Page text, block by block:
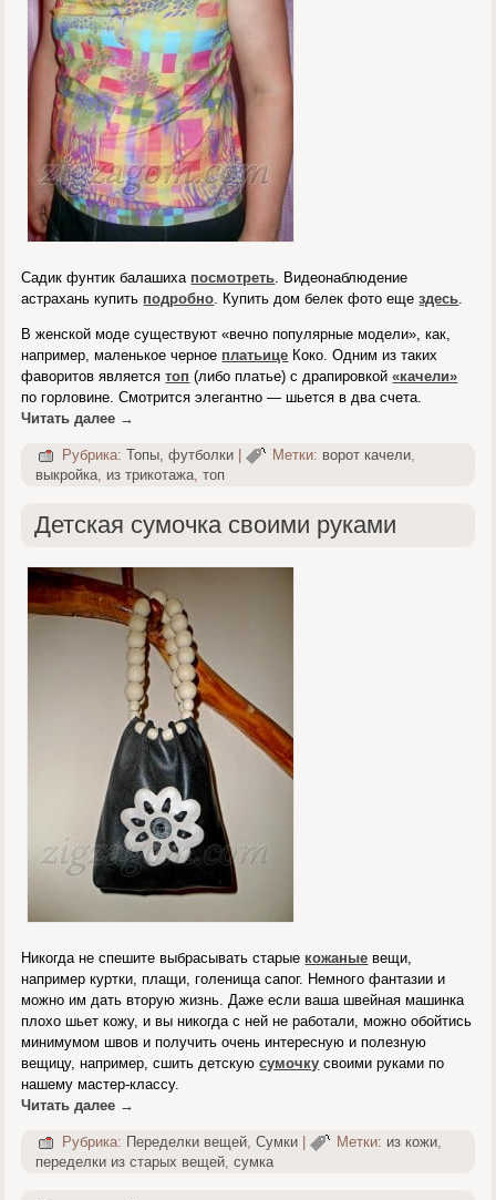
Садик фунтик балашиха посмотреть . Видеонаблюдение
астрахань купить подробно . Купить дом белек фото ещездесь
В женской моде существуют «вечно популярные модели», как,
например, маленькое черное платьице Коко. Одним из таких
фаворитов являетсятоп (либо платье) с драпировкой«качели»
по горловине. Смотрится элегантно — шьется в два счета.
Читать далее →
Рубрика: Топы, футболки | Метки: ворот качели,
выкройка из трикотажа ,топ
Детская сумочка своими руками
Никогда не спешите выбрасывать старые кожаные вещи,
например куртки, плащи, голенища сапог. Немного фантазии и
можно им дать вторую жизнь. Даже если ваша швейная машинка
плохо шьет кожу, и вы никогда с ней не работали, можно обойтись
минимумом швов и получить очень интересную и полезную
вещицу, например, сшить детскуюсумочку своими руками по
нашему мастер-классу.
Читать далее →
Рубрика: Переделки вещей,Сумки | Метки: из кожи,
переделки из старых вещей ,сумка